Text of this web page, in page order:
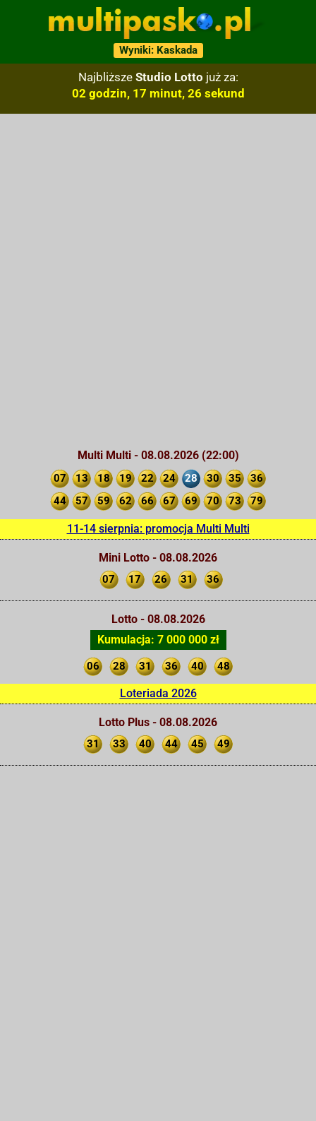
Wyniki: Kaskada
Najbliższe Studio Lotto już za:
02 godzin, 17 minut, 25 sekund
Multi Multi - 08.08.2026 (22:00)
07 13 18 19 22 24 28 30 35
36
44
57 59 62 66 67 69 70 73 79
11-14 sierpnia: promocja Multi Multi
Mini Lotto - 08.08.2026
07 17 26 31 36
Lotto - 08.08.2026
Kumulacja: 7 000 000 zł
06 28 31 36 40 48
Loteriada 2026
Lotto Plus - 08.08.2026
31 33 40 44 45 49